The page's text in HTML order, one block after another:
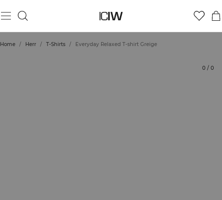
Home / Herr / T-Shirts / Everyday Relaxed T-shirt Greige
0 / 0